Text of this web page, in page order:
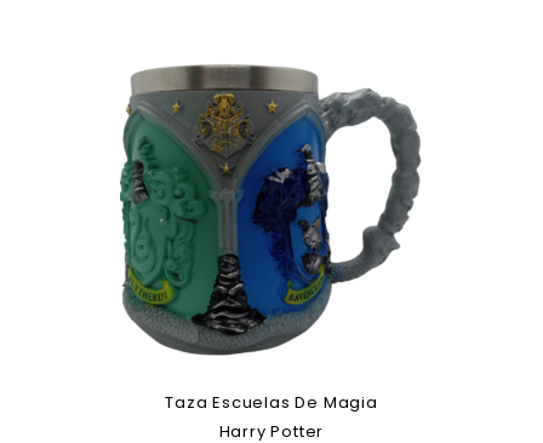
Taza Escuelas De Magia
Harry Potter